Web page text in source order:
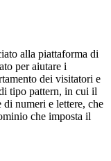
alla piattaforma di
per aiutare i
dei visitatori e
tipo pattern, in cui il
di numeri e lettere, che
che imposta il